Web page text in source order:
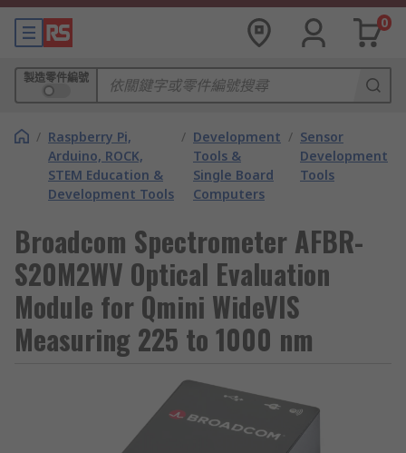
0
製造零件編號
/ Raspberry Pi,
Arduino, ROCK,
STEM Education &
Development Tools
/ Development
Tools &
Single Board
Computers
/ Sensor
Development
Tools
Broadcom Spectrometer AFBR-
S20M2WV Optical Evaluation
Module for Qmini WideVIS
Measuring 225 to 1000 nm